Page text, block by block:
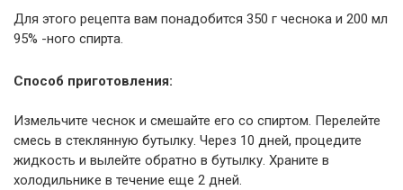
Для этого рецепта вам понадобится 350 г чеснока и 200 мл
95% -ного спирта.
Способ приготовления:
Измельчите чеснок и смешайте его со спиртом. Перелейте
смесь в стеклянную бутылку. Через 10 дней, процедите
жидкость и вылейте обратно в бутылку. Храните в
холодильнике в течение еще 2 дней.